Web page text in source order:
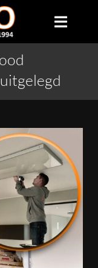
Toggle